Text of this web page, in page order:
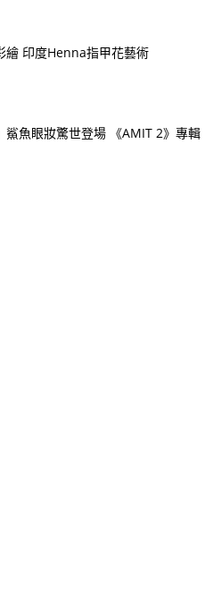
繪 印度Henna指甲花藝術
鯊魚眼妝驚世登場 《AMIT 2》專輯